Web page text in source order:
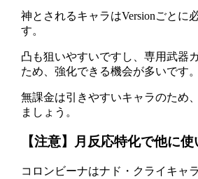
神とされるキャラはVersionごとに
す。
凸も狙いやすいですし、専用武器
ため、強化できる機会が多いです。
無課金は引きやすいキャラのため
ましょう。
【注意】月反応特化で他に
コロンビーナはナド・クライキャ